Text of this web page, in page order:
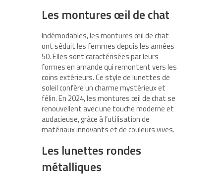
Les montures œil de chat
Indémodables, les montures œil de chat
ont séduit les femmes depuis les années
50. Elles sont caractérisées par leurs
formes en amande qui remontent vers les
coins extérieurs. Ce style de lunettes de
soleil confère un charme mystérieux et
félin. En 2024, les montures œil de chat se
renouvellent avec une touche moderne et
audacieuse, grâce à l’utilisation de
matériaux innovants et de couleurs vives.
Les lunettes rondes
métalliques